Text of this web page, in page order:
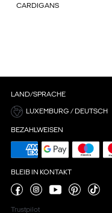
CARDIGANS
LAND/SPRACHE
LUXEMBURG / DEUTSCH
BEZAHLWEISEN
BLEIB IN KONTAKT
Trustpilot